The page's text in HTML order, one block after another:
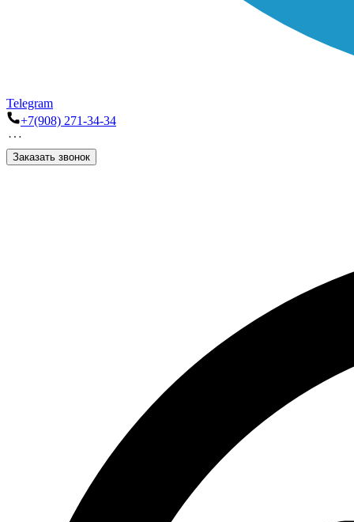
Telegram
+7(908) 271-34-34
Заказать звонок